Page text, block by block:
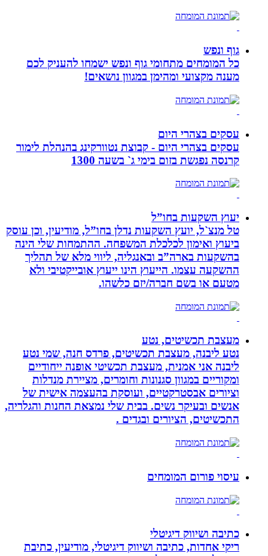
גוף ונפש
כל המומחים מתחומי גוף ונפש ישמחו להעניק לכם
מענה מקצועי ומהימן במגוון נושאים!
עסקים בצהרי היום
עסקים בצהרי היום - קבוצת נטוורקינג בהנהלת לימור
קרנסה נפגשת בזום בימי ג` בשעה 1300
יעוץ השקעות בחו”ל
טל מנצ`ל, יועץ השקעות נדלן בחו”ל, מודיעין, וכן עוסק
ביעוץ ואימון לכלכלת המשפחה. ההתמחות שלי הינה
בהשקעות בארה”ב ובאנגליה, ליווי מלא של תהליך
ההשקעה עצמו. הייעוץ הינו ייעוץ אובייקטיבי ולא
מטעם או בשם חברה/יזם כלשהו.
מעצבת תכשיטים, נטע
נטע ליבנה, מעצבת תכשיטים, פרדס חנה, שמי נטע
ליבנה אני אמנית, מעצבת תכשיטי אופנה ייחודיים
ומקוריים במגוון סגנונות וחומרים, מציירת מנדלות
וציורים אבסטרקטיים, ועוסקת בהעצמה אישית של
אנשים ובעיקר נשים. בבית שלי נמצאת החנות והגלריה,
התכשיטים, הציורים ובגדים .
עיסוי פורום המומחים
כתיבה ושיווק דיגיטלי
ריקי אחדות, כתיבה ושיווק דיגיטלי, מודיעין, כתיבת